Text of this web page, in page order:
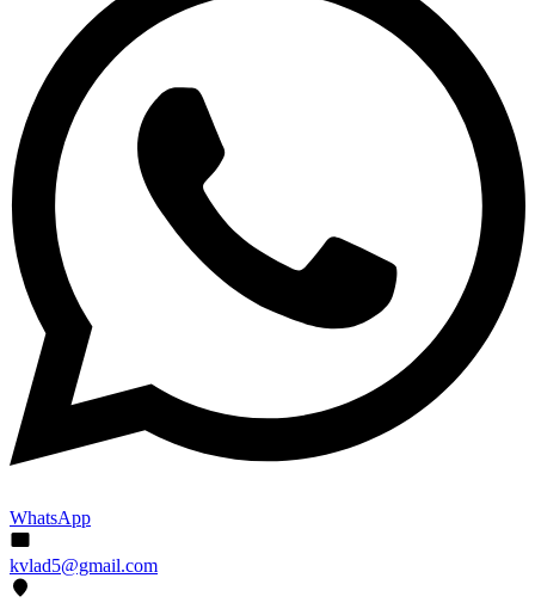
WhatsApp
kvlad5@gmail.com